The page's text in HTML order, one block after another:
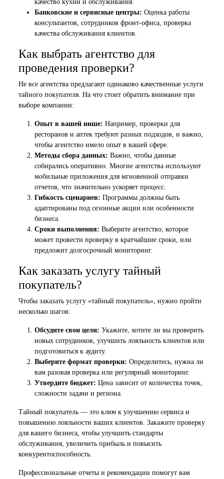
качество кухни и обслуживания.
Банковские и сервисные центры: Оценка работы
консультантов, сотрудников фронт-офиса, проверка
качества обслуживания клиентов.
Как выбрать агентство для
проведения проверки?
Не все агентства предлагают одинаково качественные услуги
тайного покупателя. На что стоит обратить внимание при
выборе компании:
Опыт в вашей нише: Например, проверки для
ресторанов и аптек требуют разных подходов, и важно,
чтобы агентство имело опыт в вашей сфере.
Методы сбора данных: Важно, чтобы данные
собирались оперативно. Многие агентства используют
мобильные приложения для мгновенной отправки
отчетов, что значительно ускоряет процесс.
Гибкость сценариев: Программы должны быть
адаптированы под сезонные акции или особенности
бизнеса.
Сроки выполнения: Выберите агентство, которое
может провести проверку в кратчайшие сроки, или
предложит долгосрочный мониторинг.
Как заказать услугу тайный
покупатель?
Чтобы заказать услугу «тайный покупатель», нужно пройти
несколько шагов:
Обсудите свои цели: Укажите, хотите ли вы проверить
новых сотрудников, улучшить лояльность клиентов или
подготовиться к аудиту.
Выберите формат проверки: Определитесь, нужна ли
вам разовая проверка или регулярный мониторинг.
Утвердите бюджет: Цена зависит от количества точек,
сложности задачи и региона.
Тайный покупатель — это ключ к улучшению сервиса и
повышению лояльности ваших клиентов. Закажите проверку
для вашего бизнеса, чтобы улучшить стандарты
обслуживания, увеличить прибыль и повысить
конкурентоспособность.
Профессиональные отчеты и рекомендации помогут вам